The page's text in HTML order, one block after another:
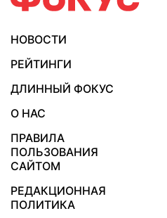
НОВОСТИ
РЕЙТИНГИ
ДЛИННЫЙ ФОКУС
О НАС
ПРАВИЛА
ПОЛЬЗОВАНИЯ
САЙТОМ
РЕДАКЦИОННАЯ
ПОЛИТИКА